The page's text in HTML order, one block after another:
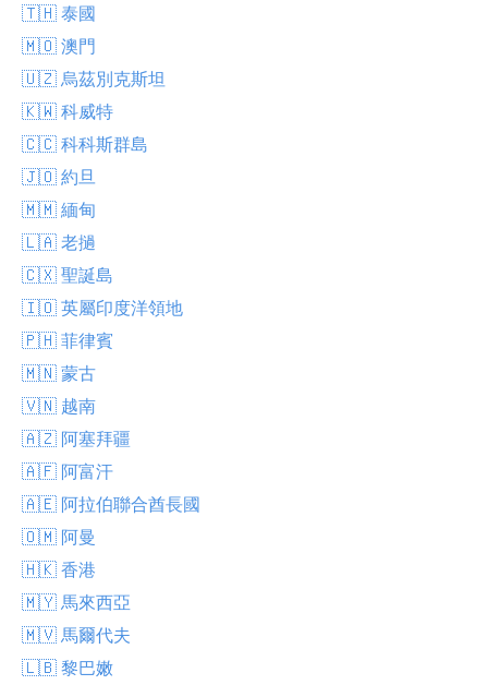
🇹🇭 泰國
🇲🇴 澳門
🇺🇿 烏茲別克斯坦
🇰🇼 科威特
🇨🇨 科科斯群島
🇯🇴 約旦
🇲🇲 緬甸
🇱🇦 老撾
🇨🇽 聖誕島
🇮🇴 英屬印度洋領地
🇵🇭 菲律賓
🇲🇳 蒙古
🇻🇳 越南
🇦🇿 阿塞拜疆
🇦🇫 阿富汗
🇦🇪 阿拉伯聯合酋長國
🇴🇲 阿曼
🇭🇰 香港
🇲🇾 馬來西亞
🇲🇻 馬爾代夫
🇱🇧 黎巴嫩